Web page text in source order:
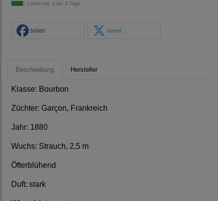
Lieferzeit: 1 bis 3 Tage
teilen tweet
Beschreibung Hersteller
Klasse: Bourbon
Züchter: Garçon, Frankreich
Jahr: 1880
Wuchs: Strauch, 2,5 m
Öfterblühend
Duft: stark